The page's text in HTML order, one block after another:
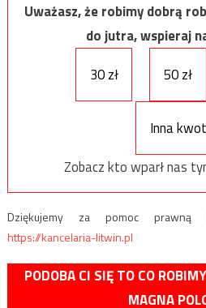
Uważasz, że robimy dobrą
do jutra, wspieraj
30 zł
50 zł
Inna
Zobacz kto wparł nas
Dziękujemy za pomoc prawną
https://kancelaria-litwin.pl
PODOBA CI SIĘ TO CO
MAGNA